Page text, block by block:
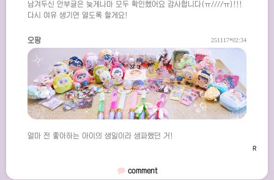
남겨두신 안부글은 늦게나마 모두 확인했어요 감사합니다(ㅠ////ㅠ)!!!
다시 여유 생기면 열도록 할게요!
오팡 251117*02:34
얼마 전 좋아하는 아이의 생일이라 생파했던 거!
comment